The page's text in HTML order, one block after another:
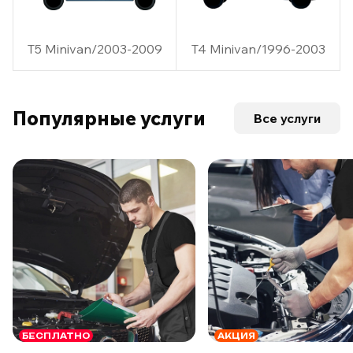
T5 Minivan/2003-2009 T4 Minivan/1996-2003
Популярные услуги Все услуги
БЕСПЛАТНО АКЦИЯ